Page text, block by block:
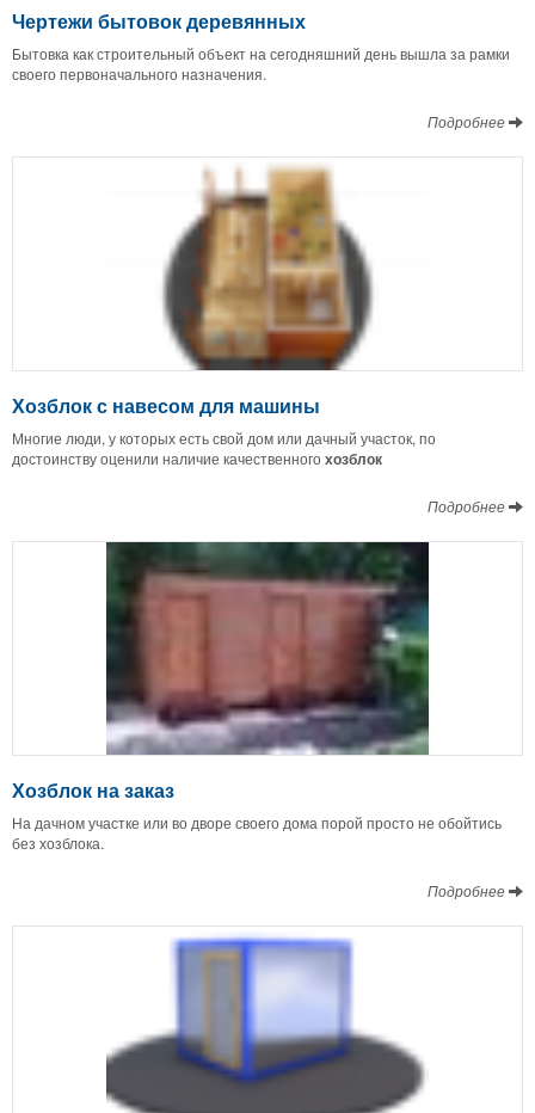
Чертежи бытовок деревянных
Бытовка как строительный объект на сегодняшний день вышла за рамки
своего первоначального назначения.
Подробнее
Хозблок с навесом для машины
Многие люди, у которых есть свой дом или дачный участок, по
достоинству оценили наличие качественногохозблок
Подробнее
Хозблок на заказ
На дачном участке или во дворе своего дома порой просто не обойтись
без хозблока.
Подробнее